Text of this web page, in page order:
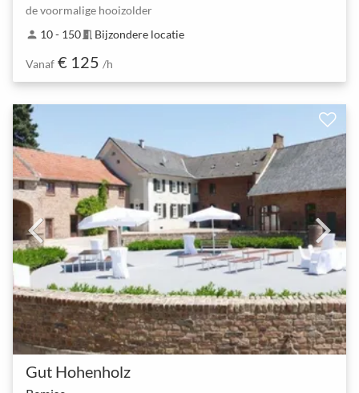
de voormalige hooizolder
person 10 - 150meeting_room Bijzondere locatie
Vanaf € 125 /h
Gut Hohenholz